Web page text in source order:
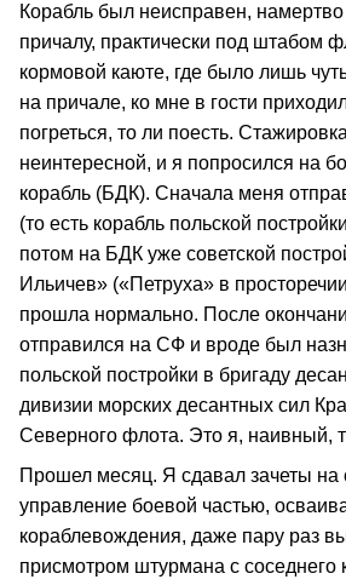
Корабль был неисправен, намертво
причалу, практически под штабом
кормовой каюте, где было лишь
на причале, ко мне в гости
погреться, то ли поесть.
неинтересной, и я попросился на
корабль (БДК). Сначала меня
(то есть корабль польской
потом на БДК уже советской
Ильичев» («Петруха» в
прошла нормально. После
отправился на СФ и вроде был
польской постройки в бригаду
дивизии морских десантных сил
Северного флота. Это я, наивный,
Прошел месяц. Я сдавал зачеты на
управление боевой частью,
кораблевождения, даже пару раз
присмотром штурмана с соседнего